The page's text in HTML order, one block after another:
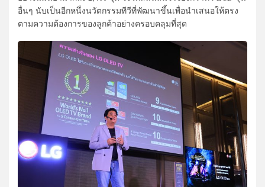
อื่นๆ นับเป็นอีกหนึ่งนวัตกรรมทีวีที่พัฒนาขึ้นเพื่อนำเสนอให้ตรง
ตามความต้องการของลูกค้าอย่างครอบคลุมที่สุด